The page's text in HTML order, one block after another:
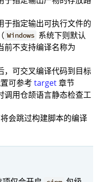
于指定输出可执行文件的
（ Windows 系统下则默认
前不支持编译名称为
，可交叉编译代码到目标
可参考target章节
调用仓颉语言静态检查工
会跳过构建脚本的编译